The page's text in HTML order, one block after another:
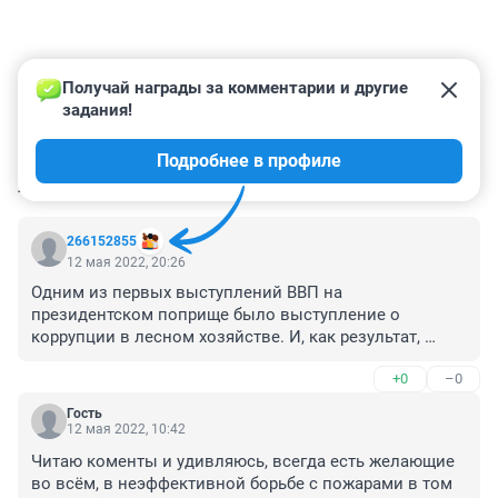
КОММЕНТАРИИ 158
266152855
Получай награды за комментарии и другие
задания!
Подробнее в профиле
12 мая 2022, 20:26
Одним из первых выступлений ВВП на
президентском поприще было выступление о
коррупции в лесном хозяйстве. И, как результат,
некоторых на коммерческую основу. «Только в 2007
году БЫЛИ ЛИКВИДИРОВАНЫ 1759 лесхозов. В
России до 1 января 2005 года численность лесничих,
человек, а общая численность работающих в лесхозах
достигала почти 200 тысяч человек. ИМЕННО ОНИ
+0 –0
Гость
12 мая 2022, 10:42
Читаю коменты и удивляюсь, всегда есть желающие
во всём, в неэффективной борьбе с пожарами в том